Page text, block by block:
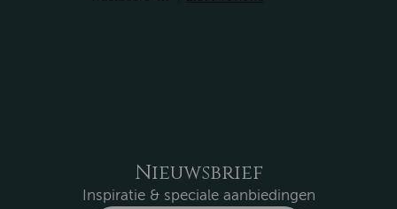
Nieuwsbrief
Inspiratie & speciale aanbiedingen